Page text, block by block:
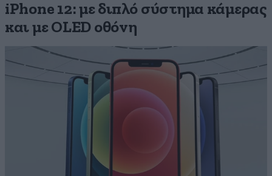
iPhone 12: με διπλό σύστημα κάμερας
και με OLED οθόνη